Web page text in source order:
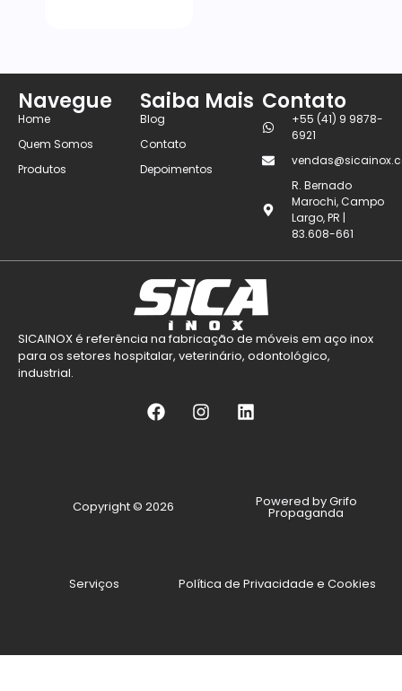
Navegue
Home
Quem Somos
Produtos
Saiba Mais
Blog
Contato
Depoimentos
Contato
+55 (41) 9 9878-
6921
R. Bernado
Marochi, Campo
Largo, PR |
83.608-661
SICAINOX é referência na fabricação de móveis em aço inox
para os setores hospitalar, veterinário, odontológico,
industrial.
Copyright © 2026 Powered by Grifo
Propaganda
Serviços Política de Privacidade e Cookies